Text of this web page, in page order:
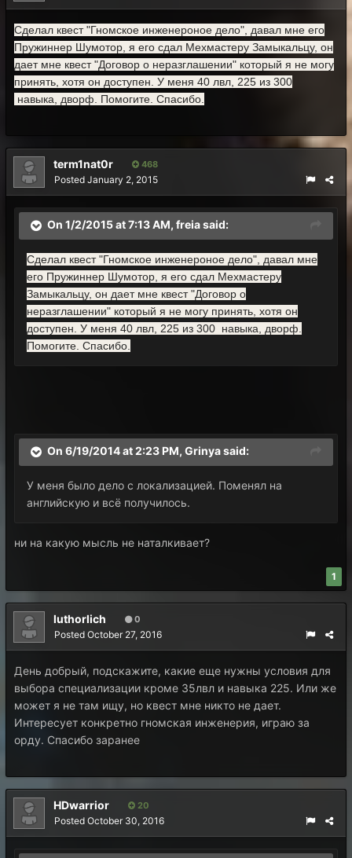
Сделал квест "Гномское инженероное дело", давал мне его
Пружиннер Шумотор, я его сдал Мехмастеру Замыкальцу, он
дает мне квест "Договор о неразглашении" который я не могу
принять, хотя он доступен. У меня 40 лвл, 225 из 300
навыка, дворф. Помогите. Спасибо.
term1nat0r 468
Posted January 2, 2015
On 1/2/2015 at 7:13 AM, freia said:
Сделал квест "Гномское инженероное дело", давал мне
его Пружиннер Шумотор, я его сдал Мехмастеру
Замыкальцу, он дает мне квест "Договор о
неразглашении" который я не могу принять, хотя он
доступен. У меня 40 лвл, 225 из 300 навыка, дворф.
Помогите. Спасибо.
On 6/19/2014 at 2:23 PM, Grinya said:
У меня было дело с локализацией. Поменял на
английскую и всё получилось.
ни на какую мысль не наталкивает?
1
luthorlich 0
Posted October 27, 2016
День добрый, подскажите, какие еще нужны условия для
выбора специализации кроме 35лвл и навыка 225. Или же
может я не там ищу, но квест мне никто не дает.
Интересует конкретно гномская инженерия, играю за
орду. Спасибо заранее
HDwarrior 20
Posted October 30, 2016